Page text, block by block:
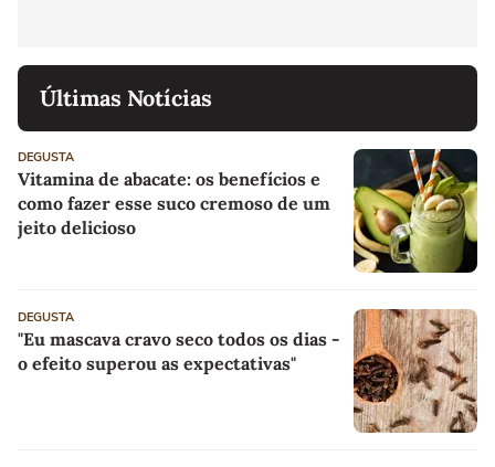
Últimas Notícias
DEGUSTA
Vitamina de abacate: os benefícios e
como fazer esse suco cremoso de um
jeito delicioso
DEGUSTA
"Eu mascava cravo seco todos os dias -
o efeito superou as expectativas"